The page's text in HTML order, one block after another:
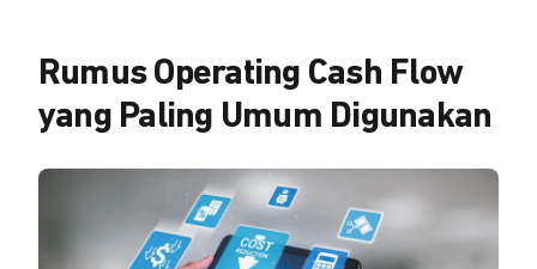
Rumus Operating Cash Flow
yang Paling Umum Digunakan